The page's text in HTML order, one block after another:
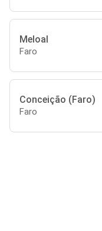
Meloal
Faro
Conceição (Faro)
Faro